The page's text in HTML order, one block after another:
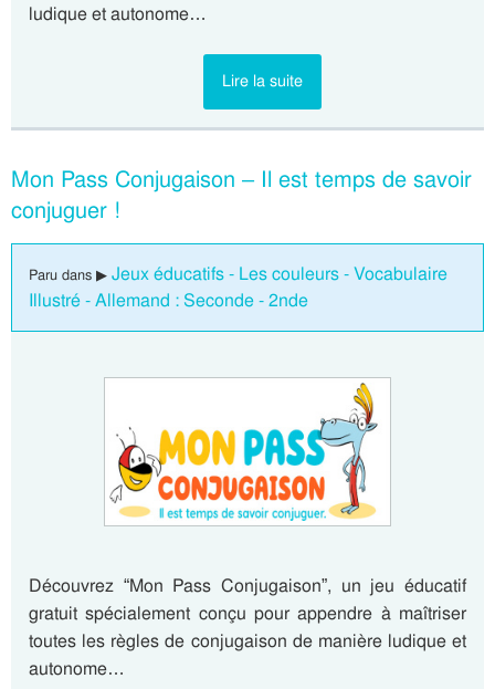
ludique et autonome…
Lire la suite
Mon Pass Conjugaison – Il est temps de savoir
conjuguer !
Paru dans ▶ Jeux éducatifs - Les couleurs - Vocabulaire
Illustré - Allemand : Seconde - 2nde
Découvrez “Mon Pass Conjugaison”, un jeu éducatif
gratuit spécialement conçu pour appendre à maîtriser
toutes les règles de conjugaison de manière ludique et
autonome…